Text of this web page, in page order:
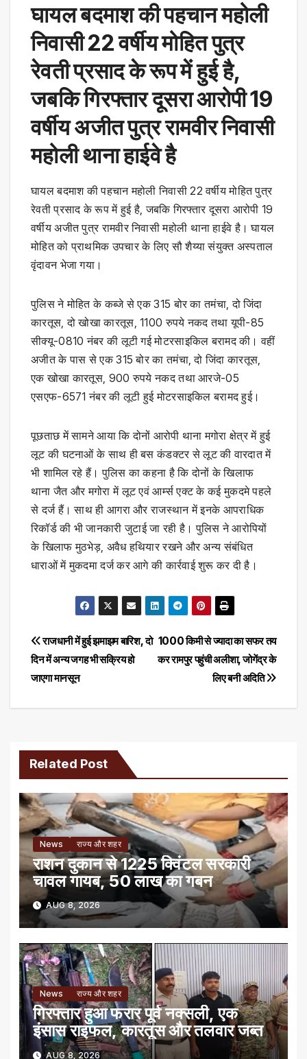
घायल बदमाश की पहचान महोली
निवासी 22 वर्षीय मोहित पुत्र
रेवती प्रसाद के रूप में हुई है,
जबकि गिरफ्तार दूसरा आरोपी 19
वर्षीय अजीत पुत्र रामवीर निवासी
महोली थाना हाईवे है
घायल बदमाश की पहचान महोली निवासी 22 वर्षीय मोहित पुत्र
रेवती प्रसाद के रूप में हुई है, जबकि गिरफ्तार दूसरा आरोपी 19
वर्षीय अजीत पुत्र रामवीर निवासी महोली थाना हाईवे है। घायल
मोहित को प्राथमिक उपचार के लिए सौ शैय्या संयुक्त अस्पताल
वृंदावन भेजा गया।
पुलिस ने मोहित के कब्जे से एक 315 बोर का तमंचा, दो जिंदा
कारतूस, दो खोखा कारतूस, 1100 रुपये नकद तथा यूपी-85
सीक्यू-0810 नंबर की लूटी गई मोटरसाइकिल बरामद की। वहीं
अजीत के पास से एक 315 बोर का तमंचा, दो जिंदा कारतूस,
एक खोखा कारतूस, 900 रुपये नकद तथा आरजे-05
एसएफ-6571 नंबर की लूटी हुई मोटरसाइकिल बरामद हुई।
पूछताछ में सामने आया कि दोनों आरोपी थाना मगोरा क्षेत्र में हुई
लूट की घटनाओं के साथ ही बस कंडक्टर से लूट की वारदात में
भी शामिल रहे हैं। पुलिस का कहना है कि दोनों के खिलाफ
थाना जैत और मगोरा में लूट एवं आर्म्स एक्ट के कई मुकदमे पहले
से दर्ज हैं। साथ ही आगरा और राजस्थान में इनके आपराधिक
रिकॉर्ड की भी जानकारी जुटाई जा रही है। पुलिस ने आरोपियों
के खिलाफ मुठभेड़, अवैध हथियार रखने और अन्य संबंधित
धाराओं में मुकदमा दर्ज कर आगे की कार्रवाई शुरू कर दी है।
Post
navigation
1000 किमी से ज्यादा का सफर तय
कर रामपुर पहुंची अलीशा, जोगेंद्र के
लिए बनी अदिति
राजधानी में हुई झमाझम बारिश, दो
दिन में अन्य जगह भी सक्रिय हो
जाएगा मानसून
Related Post
News राज्य और शहर
राशन दुकान से 1225 क्विंटल सरकारी
चावल गायब, 50 लाख का गबन
AUG 8, 2026
News राज्य और शहर
गिरफ्तार हुआ फरार पूर्व नक्सली, एक
इंसास राइफल, कारतूस और तलवार जब्त
AUG 8, 2026